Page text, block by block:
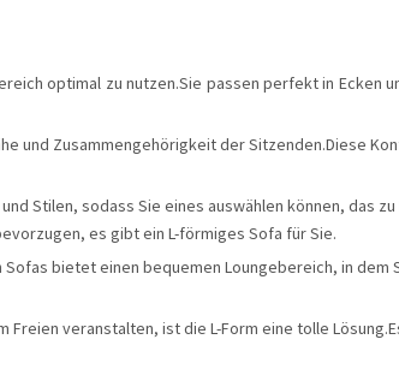
optimal zu nutzen.Sie passen perfekt in
und Zusammengehörigkeit der Sitzenden.Diese
Stilen, sodass Sie eines auswählen können, das
es gibt ein L-förmiges Sofa für Sie.
bietet einen bequemen Loungebereich, in dem
Freien veranstalten, ist die L-Form eine tolle